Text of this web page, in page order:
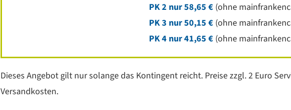
PK 2 nur 58,65 € (ohne
PK 3 nur 50,15 € (ohne
PK 4 nur 41,65 € (ohne
Dieses Angebot gilt nur solange das Kontingent reicht. Preise zzgl. 2 Euro
Versandkosten.